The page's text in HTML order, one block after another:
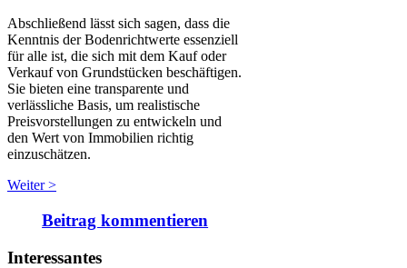
Abschließend lässt sich sagen, dass die
Kenntnis der Bodenrichtwerte essenziell
für alle ist, die sich mit dem Kauf oder
Verkauf von Grundstücken beschäftigen.
Sie bieten eine transparente und
verlässliche Basis, um realistische
Preisvorstellungen zu entwickeln und
den Wert von Immobilien richtig
einzuschätzen.
Weiter >
Beitrag kommentieren
Interessantes